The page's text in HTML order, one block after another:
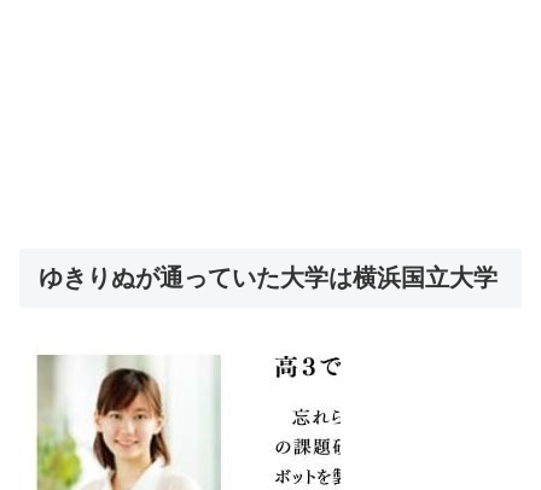
ゆきりぬが通っていた大学は横浜国立大学